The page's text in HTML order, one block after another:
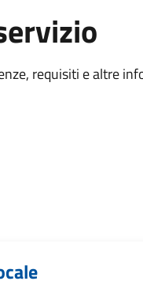
requisiti e altre